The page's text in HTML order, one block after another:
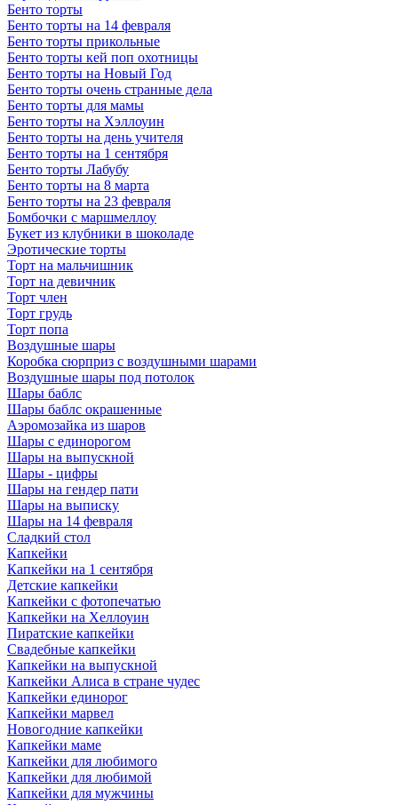
Бенто торты
Бенто торты на 14 февраля
Бенто торты прикольные
Бенто торты кей поп охотницы
Бенто торты на Новый Год
Бенто торты очень странные дела
Бенто торты для мамы
Бенто торты на Хэллоуин
Бенто торты на день учителя
Бенто торты на 1 сентября
Бенто торты Лабубу
Бенто торты на 8 марта
Бенто торты на 23 февраля
Бомбочки с маршмеллоу
Букет из клубники в шоколаде
Эротические торты
Торт на мальчишник
Торт на девичник
Торт член
Торт грудь
Торт попа
Воздушные шары
Коробка сюрприз с воздушными шарами
Воздушные шары под потолок
Шары баблс
Шары баблс окрашенные
Аэромозайка из шаров
Шары с единорогом
Шары на выпускной
Шары - цифры
Шары на гендер пати
Шары на выписку
Шары на 14 февраля
Сладкий стол
Капкейки
Капкейки на 1 сентября
Детские капкейки
Капкейки с фотопечатью
Капкейки на Хеллоуин
Пиратские капкейки
Свадебные капкейки
Капкейки на выпускной
Капкейки Алиса в стране чудес
Капкейки единорог
Капкейки марвел
Новогодние капкейки
Капкейки маме
Капкейки для любимого
Капкейки для любимой
Капкейки для мужчины